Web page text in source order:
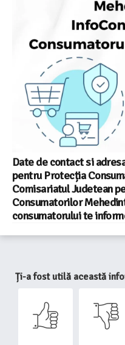
Date de contact si
pentru Protecția
Comisariatul Judetean
Consumatorilor
consumatorului te
Ți-a fost utilă această